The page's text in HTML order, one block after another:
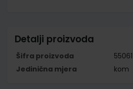
Detalji proizvoda
Šifra proizvoda
Jedinična mjera
kom